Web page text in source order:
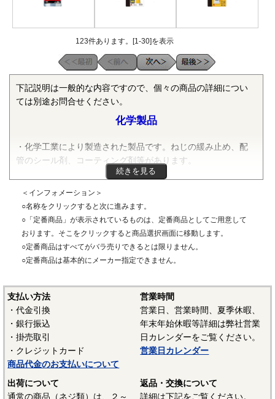
123件あります。[1-30]を表示
下記説明は一般的な内容ですので、個々の商品の詳細につい
ては別途お問合せください。
化学製品
・化学工業により製造された製品です。ねじの緩み止め、配
管のシール剤、コーティング剤等があります。
続きを見る
＜インフォメーション＞
○名称をクリックすると次に進みます。
○「定番商品」が表示されているものは、定番商品としてご用意して
おります。そこをクリックすると商品選択画面に移動します。
○定番商品はすべてがバラ売りできるとは限りません。
○定番商品は基本的にメーカー指定できません。
支払い方法
・代金引換
・銀行振込
・掛売取引
・クレジットカード
商品代金のお支払いについて
営業時間
営業日、営業時間、夏季休暇、
年末年始休暇等詳細は弊社営業
日カレンダーをご覧ください。
営業日カレンダー
出荷について
通常の商品（ネジ類）は、２～
返品・交換について
詳細は下記をご覧ください。